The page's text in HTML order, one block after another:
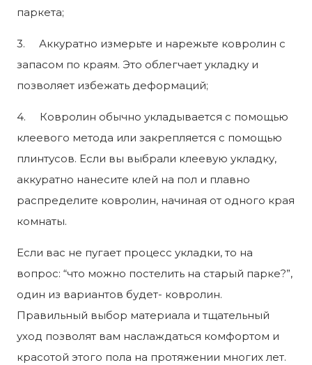
паркета;
3. Аккуратно измерьте и нарежьте ковролин с
запасом по краям. Это облегчает укладку и
позволяет избежать деформаций;
4. Ковролин обычно укладывается с помощью
клеевого метода или закрепляется с помощью
плинтусов. Если вы выбрали клеевую укладку,
аккуратно нанесите клей на пол и плавно
распределите ковролин, начиная от одного края
комнаты.
Если вас не пугает процесс укладки, то на
вопрос: “что можно постелить на старый парке?”,
один из вариантов будет- ковролин.
Правильный выбор материала и тщательный
уход позволят вам наслаждаться комфортом и
красотой этого пола на протяжении многих лет.